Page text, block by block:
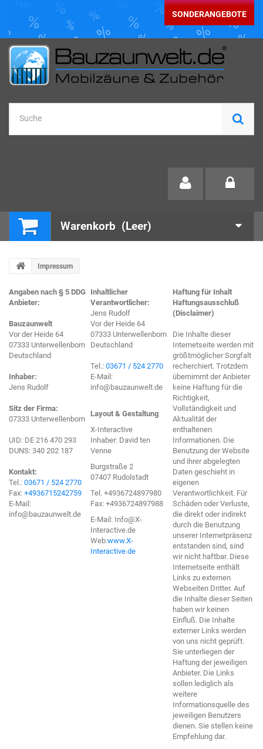
SONDERANGEBOTE
Warenkorb (Leer)
Impressum
Angaben nach § 5 DDG
Anbieter:
Bauzaunwelt
Vor der Heide 64
07333 Unterwellenborn
Deutschland
Inhaber:
Jens Rudolf
Sitz der Firma:
07333 Unterwellenborn
UID: DE 216 470 293
DUNS: 340 202 187
Kontakt:
Tel.: 03671 / 524 2770
Fax: +4936715242759
E-Mail:
info@bauzaunwelt.de
Inhaltlicher
Verantwortlicher:
Jens Rudolf
Vor der Heide 64
07333 Unterwellenborn
Deutschland
Tel.:03671 / 524 2770
E-Mail:
info@bauzaunwelt.de
Layout & Gestaltung
X-Interactive
Inhaber: David ten
Venne
Burgstraße 2
07407 Rudolstadt
Tel. +4936724897980
Fax: +4936724897988
E-Mail: Info@X-
Interactive.de
Web:www.X-
Interactive.de
Haftung für Inhalt
Haftungsausschluß
(Disclaimer)
Die Inhalte dieser
Internetseite werden mit
größtmöglicher Sorgfalt
recherchiert. Trotzdem
übernimmt der Anbieter
keine Haftung für die
Richtigkeit,
Vollständigkeit und
Aktualität der
enthaltenen
Informationen. Die
Benutzung der Website
und ihrer abgelegten
Daten geschieht in
eigenen
Verantwortlichkeit. Für
Schäden oder Verluste,
die direkt oder indirekt
durch die Benutzung
unserer Internetpräsenz
entstanden sind, sind
wir nicht haftbar. Diese
Internetseite enthält
Links zu externen
Webseiten Dritter. Auf
die Inhalte dieser Seiten
haben wir keinen
Einfluß. Die Inhalte
externer Links werden
von uns nicht geprüft.
Sie unterliegen der
Haftung der jeweiligen
Anbieter. Die Links
sollen lediglich als
weitere
Informationsquelle des
jeweiligen Benutzers
dienen. Sie stellen keine
Empfehlung dar.